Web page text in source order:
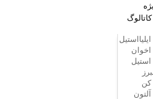
کاتالوگ
ایلیااستیل
اخوان
استیل
کن
آلتون